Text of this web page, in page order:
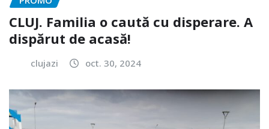
CLUJ. Familia o caută cu disperare. A
dispărut de acasă!
clujazi oct. 30, 2024